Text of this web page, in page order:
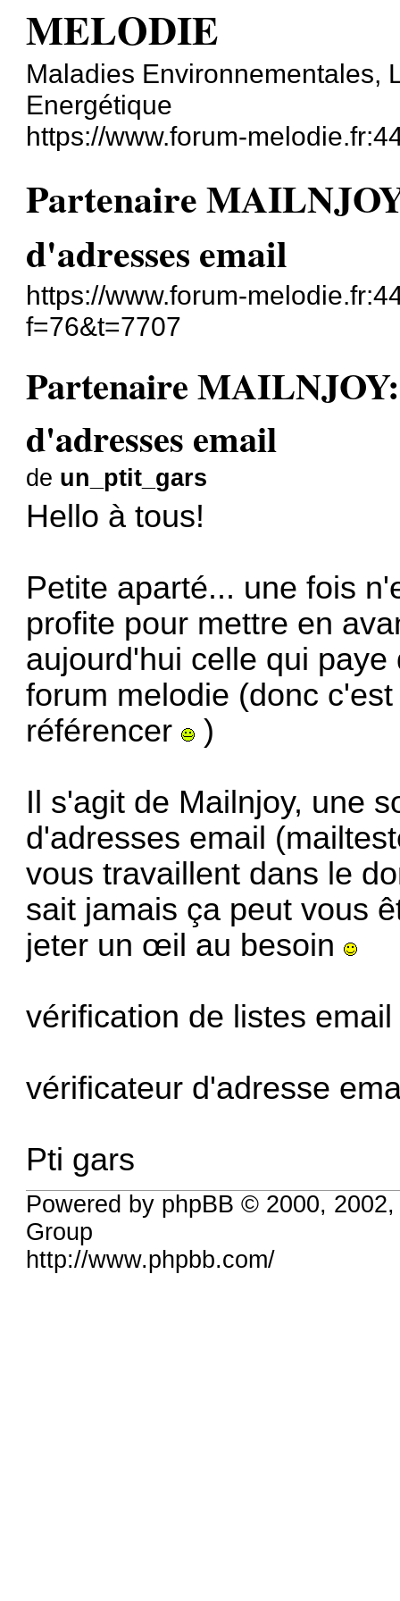
MELODIE
Maladies Environnementales,
Energétique
https://www.forum-
Partenaire
d'adresses email
https://www.forum-
f=76&t=7707
Partenaire
d'adresses email
de un_ptit_gars
Hello à tous!
Petite aparté... une fois
profite pour mettre en
aujourd'hui celle qui
forum melodie (donc
référencer
)
Il s'agit de Mailnjoy, une
d'adresses email
vous travaillent dans le
sait jamais ça peut vous
jeter un œil au besoin
vérification de listes email
vérificateur d'adresse
Pti gars
Powered by phpBB © 2000,
Group
http://www.phpbb.com/